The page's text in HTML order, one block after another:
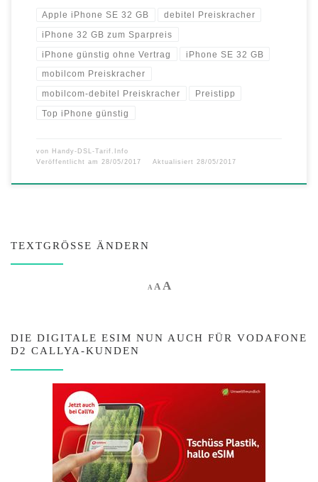
Apple iPhone SE 32 GB debitel Preiskracher
iPhone 32 GB zum Sparpreis
iPhone günstig ohne Vertrag iPhone SE 32 GB
mobilcom Preiskracher
mobilcom-debitel Preiskracher Preistipp
Top iPhone günstig
von Handy-DSL-Tarif.Info
Veröffentlicht am 28/05/2017 Aktualisiert 28/05/2017
TEXTGRÖSSE ÄNDERN
A Decrease font size.
AReset font size.
AIncrease font size.
DIE DIGITALE ESIM NUN AUCH FÜR VODAFONE
D2 CALLYA-KUNDEN